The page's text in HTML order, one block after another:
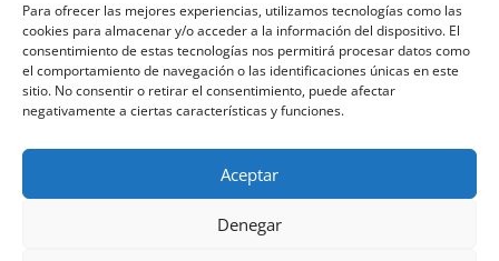
Para ofrecer las mejores experiencias, utilizamos tecnologías como las
cookies para almacenar y/o acceder a la información del dispositivo. El
consentimiento de estas tecnologías nos permitirá procesar datos como
el comportamiento de navegación o las identificaciones únicas en este
sitio. No consentir o retirar el consentimiento, puede afectar
negativamente a ciertas características y funciones.
Aceptar
Denegar